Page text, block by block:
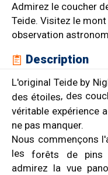
Admirez le coucher
Teide. Visitez le
observation
Description
L'original Teide by
des étoiles, des
véritable expérience
ne pas manquer.
Nous commençons
lesforêts de pins
admirez la vue